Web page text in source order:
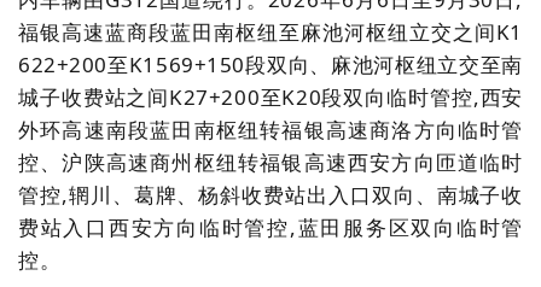
福银高速蓝商段蓝田南枢纽至麻池河枢纽立交之间K1
622+200至K1569+150段双向、麻池河枢纽立交至南
城子收费站之间K27+200至K20段双向临时管控,西安
外环高速南段蓝田南枢纽转福银高速商洛方向临时管
控、沪陕高速商州枢纽转福银高速西安方向匝道临时
管控,辋川、葛牌、杨斜收费站出入口双向、南城子收
费站入口西安方向临时管控,蓝田服务区双向临时管
控。